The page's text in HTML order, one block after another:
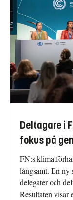
Deltagare i
fokus på
FN:s
långsamt. En ny
delegater och
Resultaten visar